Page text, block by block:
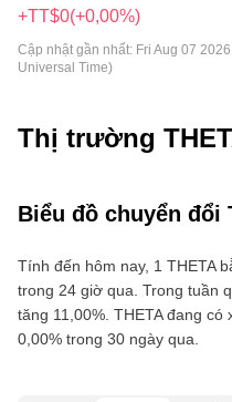
+TT$0(+0,00%)
Cập nhật gần nhất: Fri Aug 07
Universal Time)
Thị trường
Biểu đồ chuyển đổi
Tính đến hôm nay, 1 THETA
trong 24 giờ qua. Trong tuần
tăng 11,00%. THETA đang
0,00% trong 30 ngày qua.